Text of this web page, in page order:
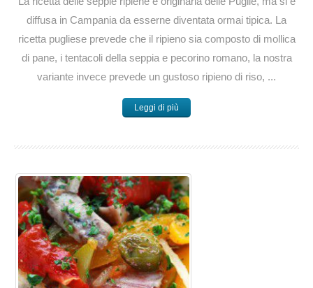
diffusa in Campania da esserne diventata ormai tipica. La
ricetta pugliese prevede che il ripieno sia composto di mollica
di pane, i tentacoli della seppia e pecorino romano, la nostra
variante invece prevede un gustoso ripieno di riso, ...
Leggi di più